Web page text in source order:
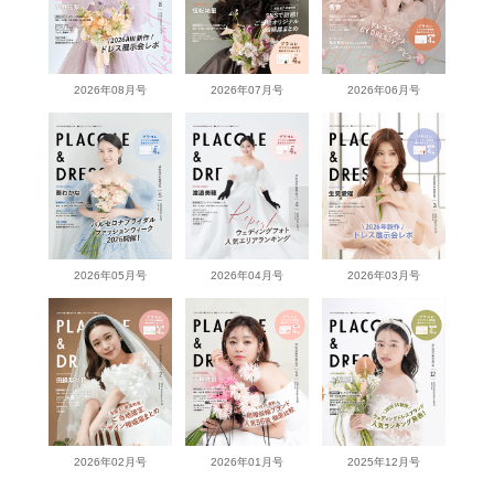
2026年08月号 2026年07月号 2026年06月号
2026年05月号 2026年04月号 2026年03月号
2026年02月号 2026年01月号 2025年12月号